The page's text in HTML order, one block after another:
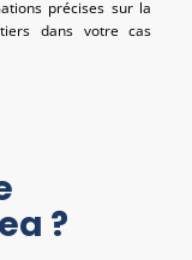
précises sur la
dans votre cas
?